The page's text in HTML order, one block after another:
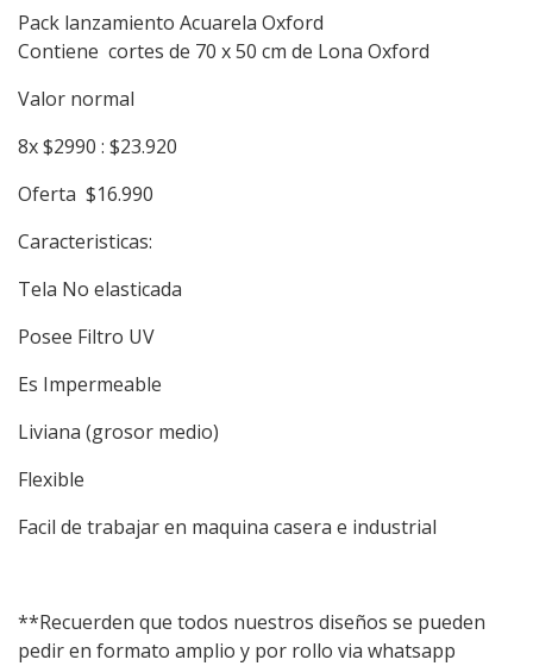
Pack lanzamiento Acuarela Oxford
Contiene cortes de 70 x 50 cm de Lona Oxford
Valor normal
8x $2990 : $23.920
Oferta $16.990
Caracteristicas:
Tela No elasticada
Posee Filtro UV
Es Impermeable
Liviana (grosor medio)
Flexible
Facil de trabajar en maquina casera e industrial
**Recuerden que todos nuestros diseños se pueden
pedir en formato amplio y por rollo via whatsapp